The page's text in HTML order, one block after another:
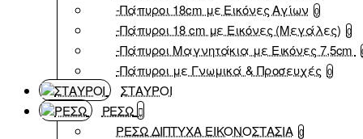
-Πάπυροι 18cm με Εικόνες Αγίων 0
-Πάπυροι 18 cm με Εικόνες (Μεγάλες) 0
-Πάπυροι Μαγνητάκια με Εικόνες 7,5cm
-Πάπυροι με Γνωμικά & Προσευχές 0
ΣΤΑΥΡΟΙ
ΡΕΣΩ
ΡΕΣΩ ΔΙΠΤΥΧΑ ΕΙΚΟΝΟΣΤΑΣΙΑ 0